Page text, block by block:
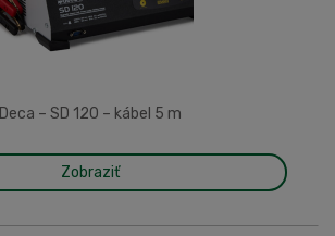
Deca – SD 120 – kábel 5 m
Zobraziť